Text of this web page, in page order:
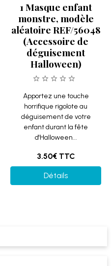
1 Masque enfant
monstre, modèle
aléatoire REF/56048
(Accessoire de
déguisement
Halloween)
Apportez une touche
horrifique rigolote au
déguisement de votre
enfant durant la fête
d'Halloween...
3.50€ TTC
Détails